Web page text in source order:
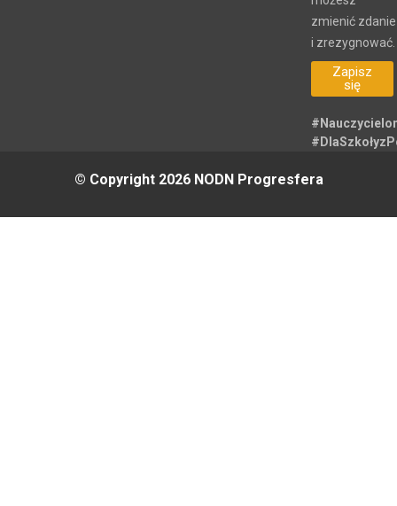
zmienić zdanie
i zrezygnować.
Zapisz
się
© Copyright 2026 NODN Progresfera